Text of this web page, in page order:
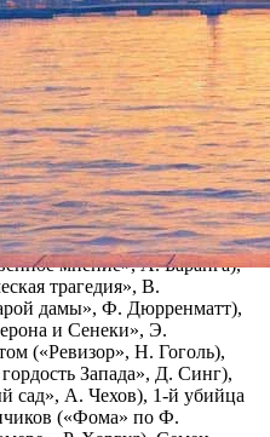
Ленинградский
музыки и кинематографии
Петербургская
искусства, курс З.Я.
артистом Большого
двадцати ролей в
характеристики. Среди
спектакле по роману М.
(«Пиквикский клуб», Ч.
мнение», А. Баранга),
трагедия», В.
дамы», Ф. Дюрренматт),
и Сенеки», Э.
(«Ревизор», Н. Гоголь),
Запада», Д. Синг),
сад», А. Чехов), 1-й убийца
(«Фома» по Ф.